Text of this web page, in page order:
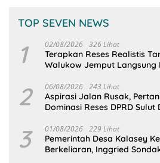
TOP SEVEN NEWS
1 02/08/2026 326 Lihat
Terapkan Reses Realistis
Walukow Jemput Langsung
2 06/08/2026 243 Lihat
Aspirasi Jalan Rusak,
Dominasi Reses DPRD
3 01/08/2026 229 Lihat
Pemerintah Desa Kalasey
Berkeliaran, Inggried